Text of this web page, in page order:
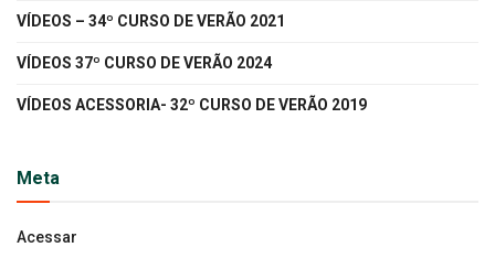
VÍDEOS – 34º CURSO DE VERÃO 2021
VÍDEOS 37º CURSO DE VERÃO 2024
VÍDEOS ACESSORIA- 32º CURSO DE VERÃO 2019
Meta
Acessar